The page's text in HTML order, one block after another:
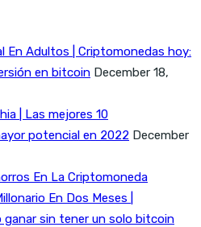
En Adultos | Criptomonedas hoy:
en bitcoin December 18,
| Las mejores 10
potencial en 2022 December
En La Criptomoneda
En Dos Meses |
ganar sin tener un solo bitcoin